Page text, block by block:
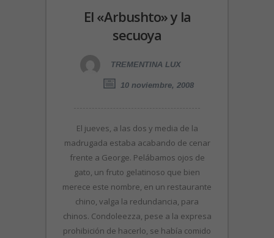
El «Arbushto» y la
secuoya
TREMENTINA LUX
10 noviembre, 2008
El jueves, a las dos y media de la
madrugada estaba acabando de cenar
frente a George. Pelábamos ojos de
gato, un fruto gelatinoso que bien
merece este nombre, en un restaurante
chino, valga la redundancia, para
chinos. Condoleezza, pese a la expresa
prohibición de hacerlo, se había comido